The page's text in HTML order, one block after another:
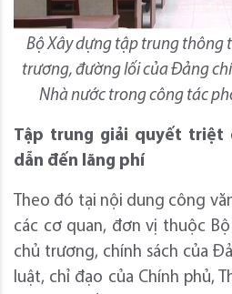
Bộ Xây dựng tập trung thông
trương, đường lối của Đảng
Nhà nước trong công tác
Tập trung giải quyết triệt
dẫn đến lãng phí
Theo đó tại nội dung công
các cơ quan, đơn vị thuộc
chủ trương, chính sách của
luật, chỉ đạo của Chính phủ,